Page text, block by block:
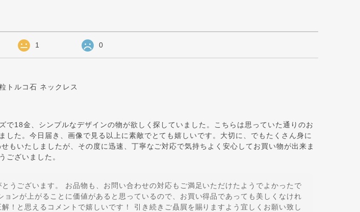
1 0
トルコ石 ネックレス
で18金、シンプルなデザインの物が欲しく探していました。こちらは思っていた通りのお
した。今日届き、画像で見る以上に素敵でとても嬉しいです。大切に、でもたくさん身に
もいたしましたが、その度に迅速、丁寧なご対応で気持ちよく安心してお買い物が出来ま
ございました。
うございます。 お品物も、お問い合わせの対応もご満足いただけたようでよかったで
ョンが上がることに価値があると思っているので、お買い得品であっても美しくなけれ
！と思えるコメントで嬉しいです！ 引き続きご贔屓を賜りますよう宜しくお願い致し